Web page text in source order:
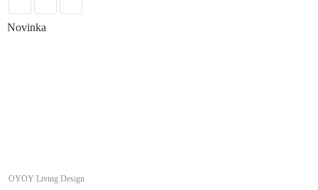
Novinka
OYOY Living Design